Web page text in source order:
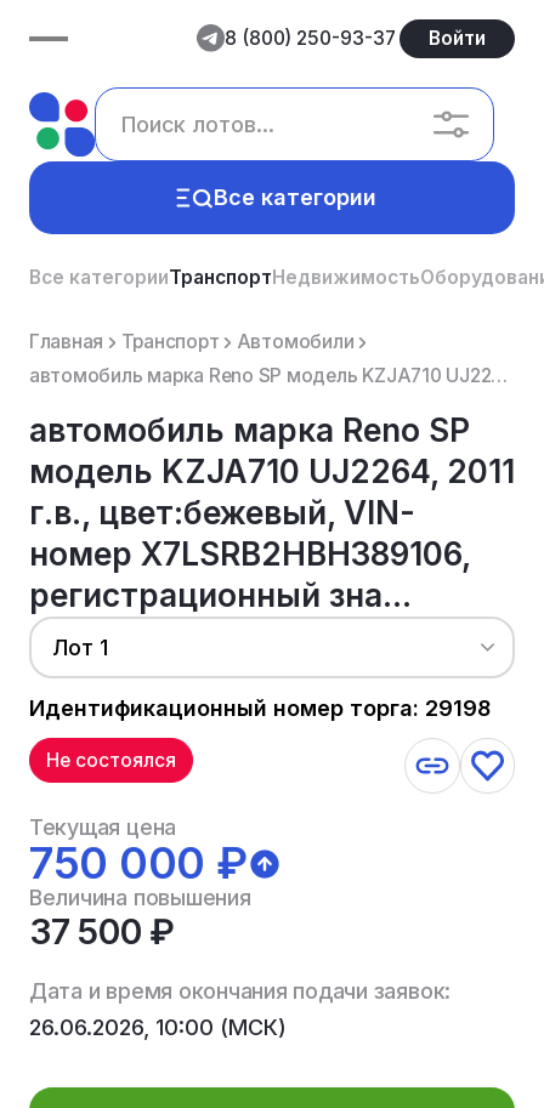
8 (800) 250-93-37 Войти
Все категории
Все категорииТранспортНедвижимость
Главная Транспорт
Автомобили
автомобиль марка Reno SP модель KZJA710 UJ2264, 2011 г.в., цвет:бежевый, VIN-номер X7LSRB2HBH389106,...
автомобиль марка Reno SP
модель KZJA710 UJ2264, 2011
г.в., цвет:бежевый, VIN-
номер X7LSRB2HBH389106,
регистрационный зна...
Лот 1
Идентификационный номер торга: 29198
Не состоялся
Текущая цена
750 000 ₽
Величина повышения
37 500 ₽
Дата и время окончания подачи заявок:
26.06.2026, 10:00 (МСК)